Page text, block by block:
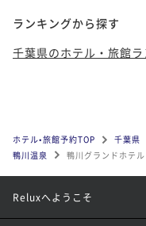
ランキングから探す
千葉県のホテル・旅館
ホテル•旅館予約TOP 千葉県
鴨川温泉
鴨川グランドホテル
Reluxへようこそ